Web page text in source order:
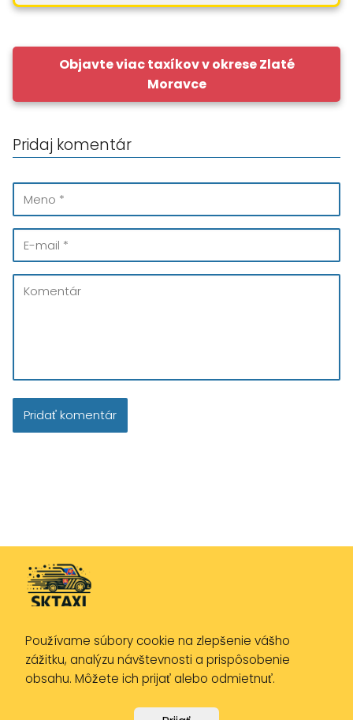
Objavte viac taxíkov v okrese Zlaté
Moravce
Pridaj komentár
Zásady ochrany osobných údajov
Zásady používania cookies
Používame súbory cookie na zlepšenie vášho
zážitku, analýzu návštevnosti a prispôsobenie
obsahu. Môžete ich prijať alebo odmietnuť.